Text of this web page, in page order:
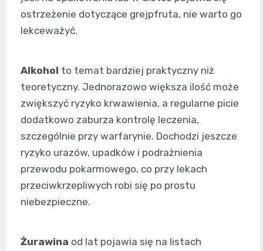
ostrzeżenie dotyczące grejpfruta, nie warto go
lekceważyć.
Alkohol to temat bardziej praktyczny niż
teoretyczny. Jednorazowo większa ilość może
zwiększyć ryzyko krwawienia, a regularne picie
dodatkowo zaburza kontrolę leczenia,
szczególnie przy warfarynie. Dochodzi jeszcze
ryzyko urazów, upadków i podrażnienia
przewodu pokarmowego, co przy lekach
przeciwkrzepliwych robi się po prostu
niebezpieczne.
Żurawina od lat pojawia się na listach